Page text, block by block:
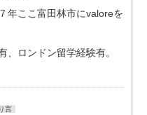
年ここ富田林市にvaloreを
、ロンドン留学経験有。
言